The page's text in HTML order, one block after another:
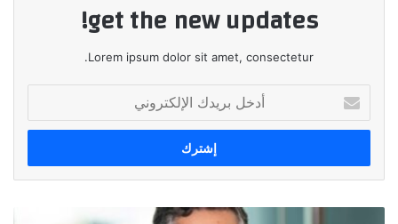
get the new updates!
Lorem ipsum dolor sit amet, consectetur.
بريدك
الإلكتروني